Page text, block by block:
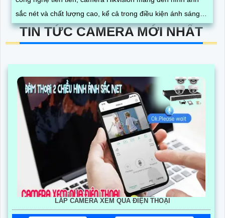
sắc nét và chất lượng cao, kể cả trong điều kiện ánh sáng
yếu
TIN TỨC CAMERA MỚI NHẤT
LẮP CAMERA XEM QUA ĐIỆN THOẠI